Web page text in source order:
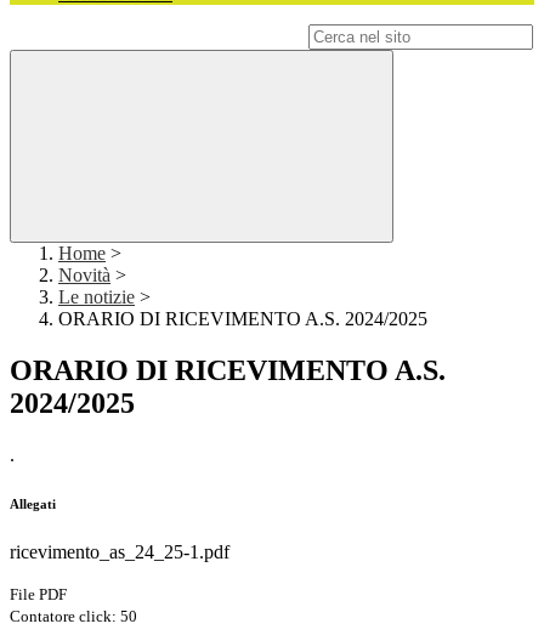
Home >
Novità >
Le notizie >
ORARIO DI RICEVIMENTO A.S. 2024/2025
ORARIO DI RICEVIMENTO A.S.
2024/2025
.
Allegati
ricevimento_as_24_25-1.pdf
File PDF
Contatore click: 50